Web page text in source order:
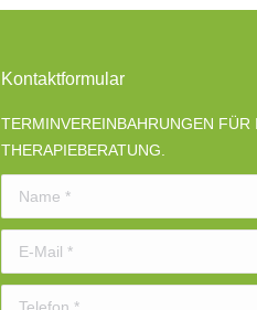
Kontaktformular
TERMINVEREINBAHRUNGEN
THERAPIEBERATUNG.
Name *
E-Mail *
Telefon *